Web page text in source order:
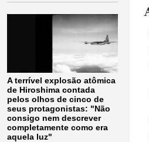
A terrível explosão atômica
de Hiroshima contada
pelos olhos de cinco de
seus protagonistas: "Não
consigo nem descrever
completamente como era
aquela luz"